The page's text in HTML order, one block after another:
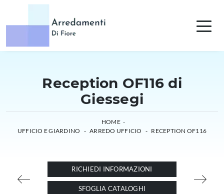
Reception OF116 di
Giessegi
HOME -
UFFICIO E GIARDINO - ARREDO UFFICIO - RECEPTION OF116
RICHIEDI INFORMAZIONI
SFOGLIA CATALOGHI